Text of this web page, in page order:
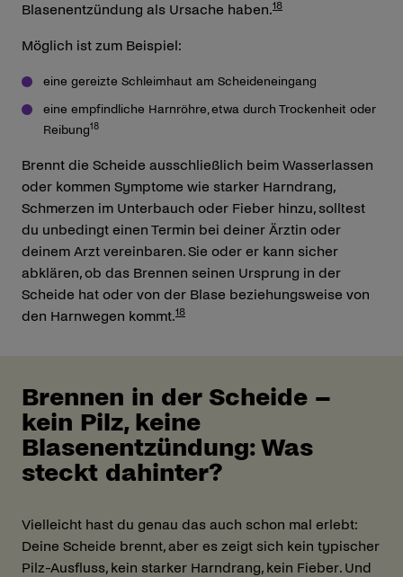
Blasenentzündung als Ursache haben.18
Möglich ist zum Beispiel:
eine gereizte Schleimhaut am Scheideneingang
eine empfindliche Harnröhre, etwa durch Trockenheit oder
Reibung18
Brennt die Scheide ausschließlich beim Wasserlassen
oder kommen Symptome wie starker Harndrang,
Schmerzen im Unterbauch oder Fieber hinzu, solltest
du unbedingt einen Termin bei deiner Ärztin oder
deinem Arzt vereinbaren. Sie oder er kann sicher
abklären, ob das Brennen seinen Ursprung in der
Scheide hat oder von der Blase beziehungsweise von
den Harnwegen kommt.18
Brennen in der Scheide –
kein Pilz, keine
Blasenentzündung: Was
steckt dahinter?
Vielleicht hast du genau das auch schon mal erlebt:
Deine Scheide brennt, aber es zeigt sich kein typischer
Pilz-Ausfluss, kein starker Harndrang, kein Fieber. Und